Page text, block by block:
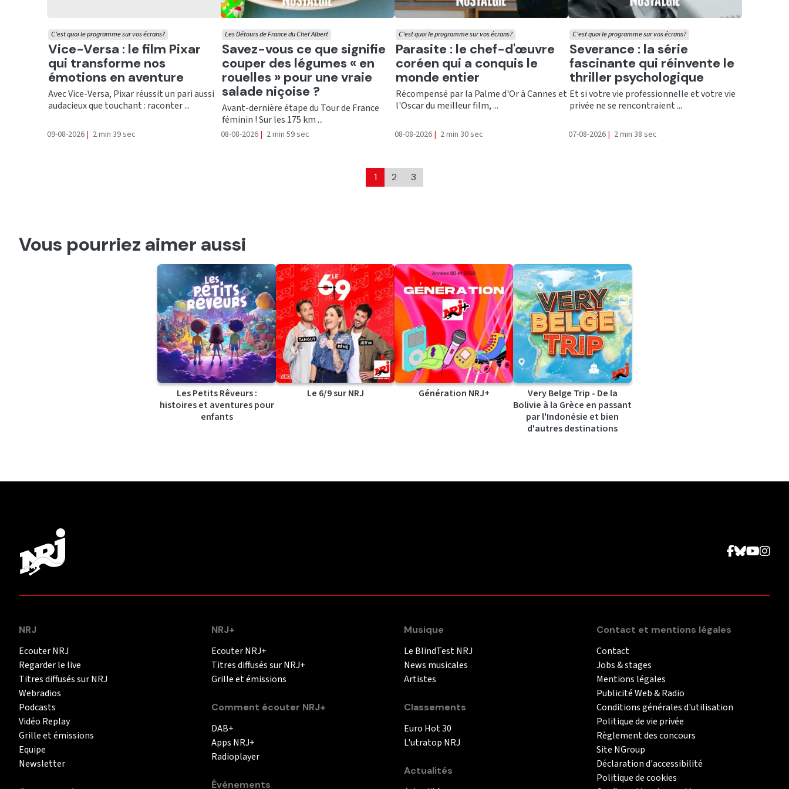
Ecouter
Vice-Versa : le film Pixar
qui transforme nos
émotions en aventure
C'est quoi le programme sur vos écrans?
Avec Vice-Versa, Pixar réussit un pari aussi
audacieux que touchant : raconter ...
09-08-2026 | 2 min 39 sec
Ecouter
Savez-vous ce que signifie
couper des légumes « en
rouelles » pour une vraie
salade niçoise ?
Les Détours de France du Chef Albert
Avant-dernière étape du Tour de France
féminin ! Sur les 175 km ...
08-08-2026 | 2 min 59 sec
Ecouter
Parasite : le chef-d'œuvre
coréen qui a conquis le
monde entier
C'est quoi le programme sur vos écrans?
Récompensé par la Palme d'Or à Cannes et
l'Oscar du meilleur film, ...
08-08-2026 | 2 min 30 sec
Ecouter
Severance : la série
fascinante qui réinvente le
thriller psychologique
C'est quoi le programme sur vos écrans?
Et si votre vie professionnelle et votre vie
privée ne se rencontraient ...
07-08-2026 | 2 min 38 sec
1 2 3
Vous pourriez aimer aussi
Les Petits Rêveurs :
histoires et aventures pour
enfants
Le 6/9 sur NRJ Génération NRJ+
Very Belge Trip - De la
Bolivie à la Grèce en passant
par l'Indonésie et bien
d'autres destinations
NRJ
Ecouter NRJ
Regarder le live
Titres diffusés sur NRJ
Webradios
Podcasts
Vidéo Replay
Grille et émissions
Equipe
Newsletter
NRJ+
Ecouter NRJ+
Titres diffusés sur NRJ+
Grille et émissions
Comment écouter NRJ+
DAB+
Apps NRJ+
Radioplayer
Événements
Musique
Le BlindTest NRJ
News musicales
Artistes
Classements
Euro Hot 30
L'utratop NRJ
Actualités
Contact et mentions légales
Contact
Jobs & stages
Mentions légales
Publicité Web & Radio
Conditions générales d'utilisation
Politique de vie privée
Règlement des concours
Site NGroup
Déclaration d'accessibilité
Politique de cookies